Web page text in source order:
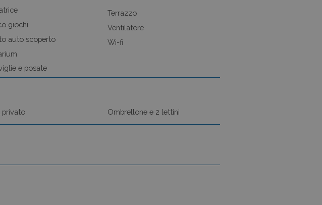
giochi
auto scoperto
e posate
Terrazzo
Ventilatore
Wi-fi
privato Ombrellone e 2 lettini